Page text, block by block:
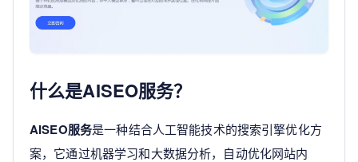
什么是AISEO服务？
AISEO服务是一种结合人工智能技术的搜索引擎优化方
案，它通过机器学习和大数据分析，自动优化网站内